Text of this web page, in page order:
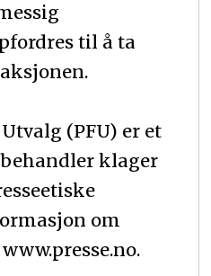
til å ta
(PFU) er et
klager
om